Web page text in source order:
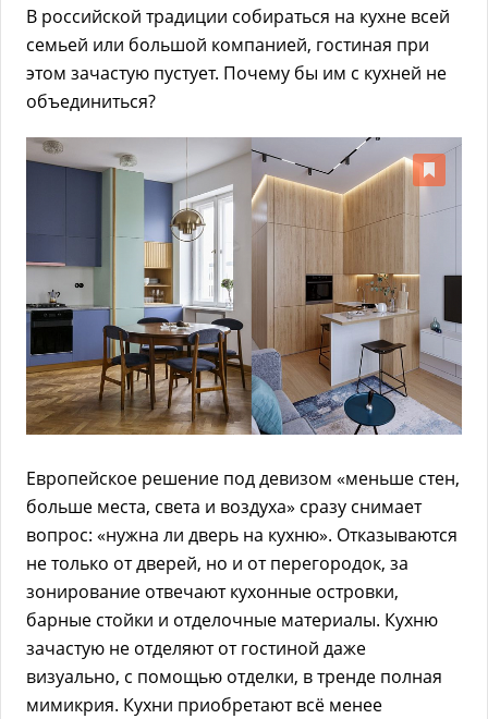
В российской традиции собираться на кухне всей
семьей или большой компанией, гостиная при
этом зачастую пустует. Почему бы им с кухней не
объединиться?
Европейское решение под девизом «меньше стен,
больше места, света и воздуха»‎ сразу снимает
вопрос: «нужна ли дверь на кухню». Отказываются
не только от дверей, но и от перегородок, за
зонирование отвечают кухонные островки,
барные стойки и отделочные материалы. Кухню
зачастую не отделяют от гостиной даже
визуально, с помощью отделки, в тренде полная
мимикрия. Кухни приобретают всё менее